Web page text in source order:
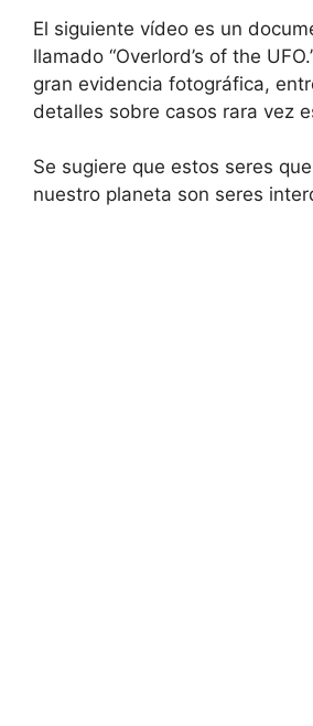
El siguiente vídeo es un
llamado “Overlord’s of the
gran evidencia fotográfica,
detalles sobre casos rara vez
Se sugiere que estos seres
nuestro planeta son seres